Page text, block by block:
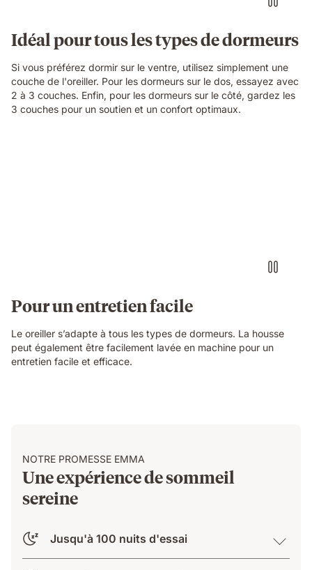
Idéal pour tous les types de dormeurs
Si vous préférez dormir sur le ventre, utilisez simplement une
couche de l'oreiller. Pour les dormeurs sur le dos, essayez avec
2 à 3 couches. Enfin, pour les dormeurs sur le côté, gardez les
3 couches pour un soutien et un confort optimaux.
Pour un entretien facile
Le oreiller s’adapte à tous les types de dormeurs. La housse
peut également être facilement lavée en machine pour un
entretien facile et efficace.
NOTRE PROMESSE EMMA
Une expérience de sommeil
sereine
Jusqu'à 100 nuits d'essai